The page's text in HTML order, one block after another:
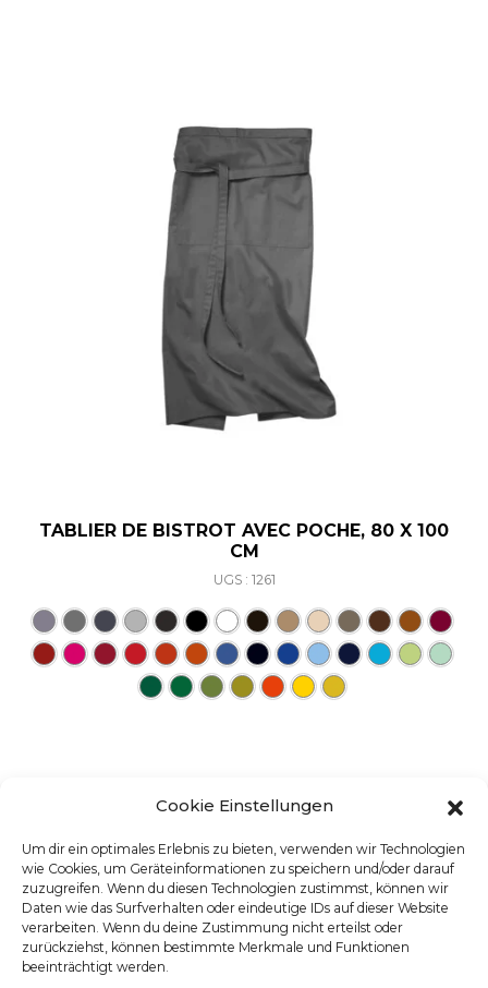
Cookie Einstellungen
Um dir ein optimales Erlebnis zu bieten, verwenden wir Technologien
wie Cookies, um Geräteinformationen zu speichern und/oder darauf
zuzugreifen. Wenn du diesen Technologien zustimmst, können wir
Daten wie das Surfverhalten oder eindeutige IDs auf dieser Website
verarbeiten. Wenn du deine Zustimmung nicht erteilst oder
zurückziehst, können bestimmte Merkmale und Funktionen
beeinträchtigt werden.
TABLIER DE BISTROT AVEC POCHE, 80 X 100
CM
UGS : 1261